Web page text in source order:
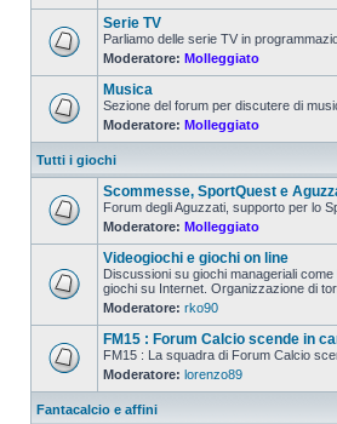
Serie TV
Parliamo delle serie TV in
Moderatore: Molleggiato
Musica
Sezione del forum per discutere di
Moderatore: Molleggiato
Tutti i giochi
Scommesse, SportQuest e
Forum degli Aguzzati, supporto per lo
Moderatore: Molleggiato
Videogiochi e giochi on line
Discussioni su giochi manageriali
giochi su Internet. Organizzazione di
Moderatore: rko90
FM15 : Forum Calcio scende in
FM15 : La squadra di Forum Calcio
Moderatore: lorenzo89
Fantacalcio e affini